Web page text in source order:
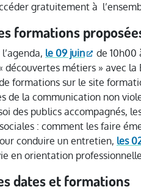
gratuitement à
formations
, le 09 juin
de 10h00
découvertes métiers » avec la
formations sur le site
de la communication non
des publics accompagnés,
: comment les faire
conduire un entretien, les
en orientation
dates et formations